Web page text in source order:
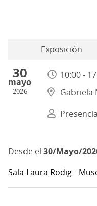
Exposición
30
mayo
2026
10:00 -
Gabriela
30/Mayo/
Sala Laura Rodig-